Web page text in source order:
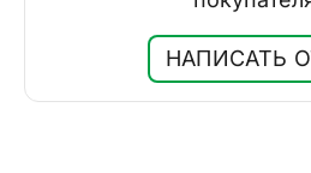
НАПИСАТЬ